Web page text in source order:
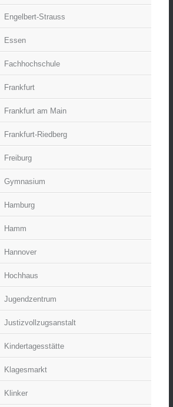
Engelbert-Strauss
Essen
Fachhochschule
Frankfurt
Frankfurt am Main
Frankfurt-Riedberg
Freiburg
Gymnasium
Hamburg
Hamm
Hannover
Hochhaus
Jugendzentrum
Justizvollzugsanstalt
Kindertagesstätte
Klagesmarkt
Klinker